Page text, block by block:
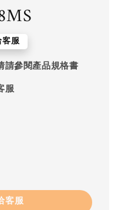
服
請參閱產品規格書
服
客服